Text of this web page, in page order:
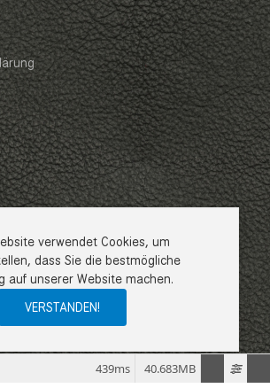
verwendet Cookies, um
dass Sie die bestmögliche
auf unserer Website machen.
VERSTANDEN!
40.683MB
439ms